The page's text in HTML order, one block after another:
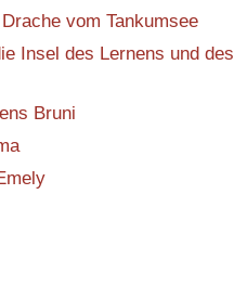
vom Tankumsee
Insel des Lernens und des
Bruni